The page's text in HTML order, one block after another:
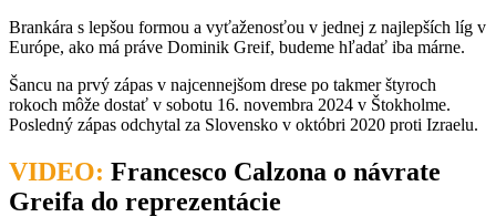
Brankára s lepšou formou a vyťaženosťou v jednej z najlepších líg v
Európe, ako má práve Dominik Greif, budeme hľadať iba márne.
Šancu na prvý zápas v najcennejšom drese po takmer štyroch
rokoch môže dostať v sobotu 16. novembra 2024 v Štokholme.
Posledný zápas odchytal za Slovensko v októbri 2020 proti Izraelu.
VIDEO: Francesco Calzona o návrate
Greifa do reprezentácie